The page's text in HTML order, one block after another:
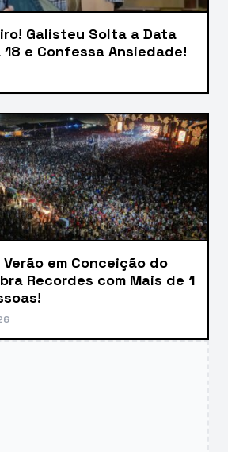
Galisteu Solta a Data
18 e Confessa Ansiedade!
Verão em Conceição do
Recordes com Mais de 1